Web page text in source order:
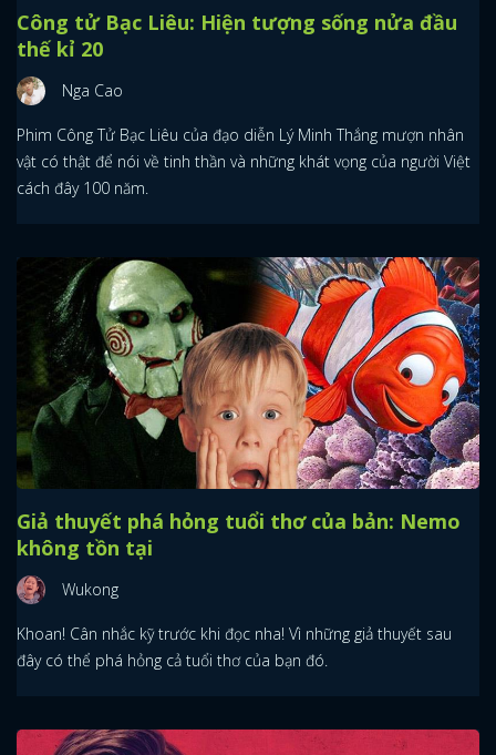
Công tử Bạc Liêu: Hiện tượng sống nửa đầu
thế kỉ 20
Nga Cao
Phim Công Tử Bạc Liêu của đạo diễn Lý Minh Thắng mượn nhân
vật có thật để nói về tinh thần và những khát vọng của người Việt
cách đây 100 năm.
Giả thuyết phá hỏng tuổi thơ của bản: Nemo
không tồn tại
Wukong
Khoan! Cân nhắc kỹ trước khi đọc nha! Vì những giả thuyết sau
đây có thể phá hỏng cả tuổi thơ của bạn đó.